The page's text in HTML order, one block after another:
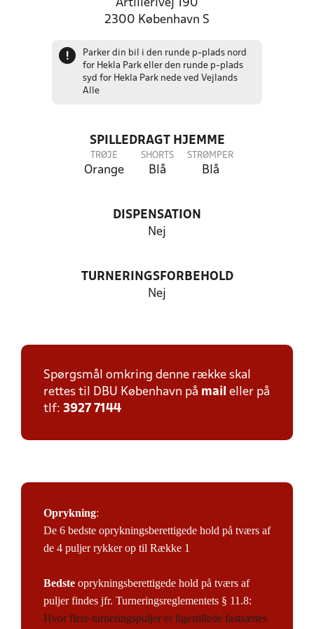
Artillerivej 190
2300 København S
!
Parker din bil i den runde p-plads nord
for Hekla Park eller den runde p-plads
syd for Hekla Park nede ved Vejlands
Alle
SPILLEDRAGT HJEMME
TRØJE
Orange
SHORTS
Blå
STRØMPER
Blå
DISPENSATION
Nej
TURNERINGSFORBEHOLD
Nej
Spørgsmål omkring denne række skal
rettes til DBU København på mail eller på
tlf: 3927 7144
Oprykning:
De 6 bedste oprykningsberettigede hold på tværs af
de 4 puljer rykker op til Række 1
Bedste oprykningsberettigede hold på tværs af
puljer findes jfr. Turneringsreglementets § 11.8:
Hvor flere turneringspuljer er ligestillede fastsættes